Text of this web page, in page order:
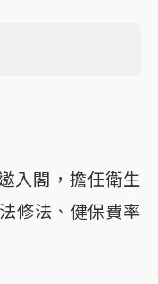
入閣，擔任衛生
修法、健保費率